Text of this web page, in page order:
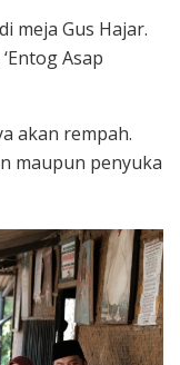
meja Gus Hajar.
Asap
akan rempah.
maupun penyuka